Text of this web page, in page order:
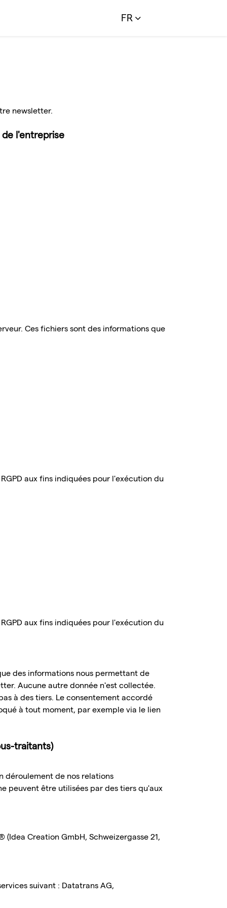
FR
newsletter.
l'entreprise
Ces fichiers sont des informations que
aux fins indiquées pour l'exécution du
aux fins indiquées pour l'exécution du
des informations nous permettant de
Aucune autre donnée n'est collectée.
à des tiers. Le consentement accordé
à tout moment, par exemple via le lien
traitants)
déroulement de nos relations
peuvent être utilisées par des tiers qu'aux
Creation GmbH, Schweizergasse 21,
suivant : Datatrans AG,